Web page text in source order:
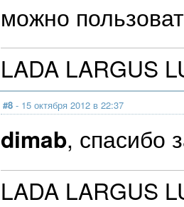
можно
LADA LARGUS
#8 - 15 октября 2012 в 22:37
dimab, спасибо
LADA LARGUS